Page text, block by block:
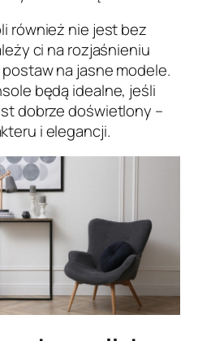
również nie jest bez
ci na rozjaśnieniu
na jasne modele.
będą idealne, jeśli
dobrze doświetlony –
i elegancji.